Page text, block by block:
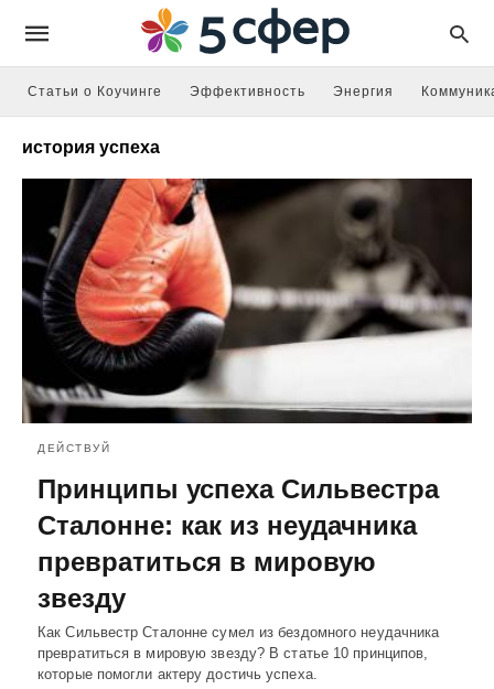
Статьи о Коучинге Эффективность Энергия
история успеха
ДЕЙСТВУЙ
Принципы успеха Сильвестра
Сталонне: как из неудачника
превратиться в мировую
звезду
Как Сильвестр Сталонне сумел из бездомного неудачника
превратиться в мировую звезду? В статье 10 принципов,
которые помогли актеру достичь успеха.